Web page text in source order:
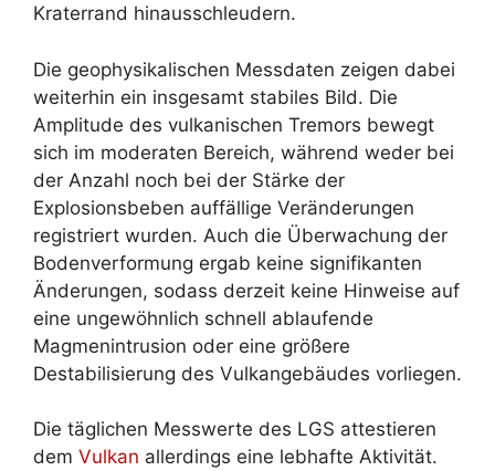
Kraterrand hinausschleudern.
Die geophysikalischen Messdaten zeigen dabei
weiterhin ein insgesamt stabiles Bild. Die
Amplitude des vulkanischen Tremors bewegt
sich im moderaten Bereich, während weder bei
der Anzahl noch bei der Stärke der
Explosionsbeben auffällige Veränderungen
registriert wurden. Auch die Überwachung der
Bodenverformung ergab keine signifikanten
Änderungen, sodass derzeit keine Hinweise auf
eine ungewöhnlich schnell ablaufende
Magmenintrusion oder eine größere
Destabilisierung des Vulkangebäudes vorliegen.
Die täglichen Messwerte des LGS attestieren
dem Vulkan allerdings eine lebhafte Aktivität.